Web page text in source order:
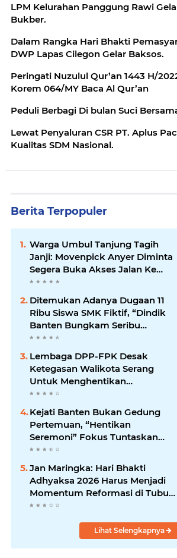
LPM Kelurahan Panggung Rawi
Bukber.
Dalam Rangka Hari Bhakti
DWP Lapas Cilegon Gelar Baksos.
Peringati Nuzulul Qur’an 1443 H/
Korem 064/MY Baca Al Qur’an
Peduli Berbagi Di bulan Suci
Lewat Penyaluran CSR PT. Aplus
Kualitas SDM Nasional.
Berita Terpopuler
Warga Umbul Tanjung Tagih
Janji: Movenpick Anyer Diminta
Segera Buka Akses Jalan Ke
Pantai
Ditemukan Adanya Dugaan 11
Ribu Siswa SMK Fiktif, “Dindik
Banten Bungkam Seribu
Bahasa”
Lembaga DPP-FPK Desak
Ketegasan Walikota Serang
Untuk Menghentikan
Sementara Revitalisasi Alun-
Alun
Kejati Banten Bukan Gedung
Pertemuan, “Hentikan
Seremoni” Fokus Tuntaskan
Korupsi!
Jan Maringka: Hari Bhakti
Adhyaksa 2026 Harus Menjadi
Momentum Reformasi di Tubuh
Kejaksaan
Lihat Selengkapnya